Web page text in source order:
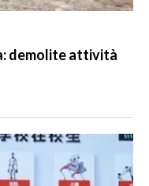
demolite attività